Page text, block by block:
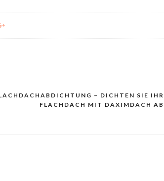
– DICHTEN SIE IHR
FLACHDACH MIT DAXIMDACH AB